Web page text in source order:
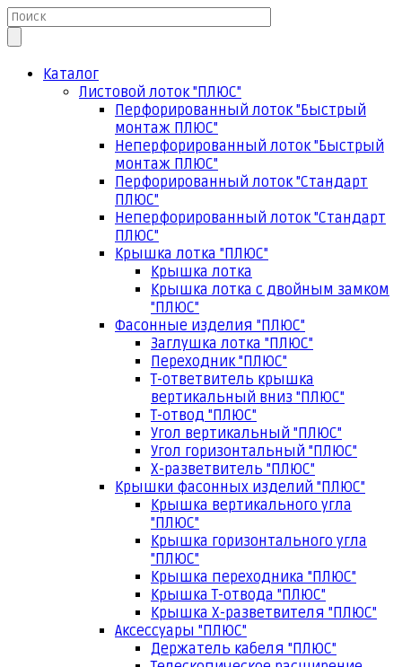
Каталог
Листовой лоток "ПЛЮС"
Перфорированный лоток "Быстрый
монтаж ПЛЮС"
Неперфорированный лоток "Быстрый
монтаж ПЛЮС"
Перфорированный лоток "Стандарт
ПЛЮС"
Неперфорированный лоток "Стандарт
ПЛЮС"
Крышка лотка "ПЛЮС"
Крышка лотка
Крышка лотка с двойным замком
"ПЛЮС"
Фасонные изделия "ПЛЮС"
Заглушка лотка "ПЛЮС"
Переходник "ПЛЮС"
Т-ответвитель крышка
вертикальный вниз "ПЛЮС"
Т-отвод "ПЛЮС"
Угол вертикальный "ПЛЮС"
Угол горизонтальный "ПЛЮС"
Х-разветвитель "ПЛЮС"
Крышки фасонных изделий "ПЛЮС"
Крышка вертикального угла
"ПЛЮС"
Крышка горизонтального угла
"ПЛЮС"
Крышка переходника "ПЛЮС"
Крышка Т-отвода "ПЛЮС"
Крышка Х-разветвителя "ПЛЮС"
Аксессуары "ПЛЮС"
Держатель кабеля "ПЛЮС"